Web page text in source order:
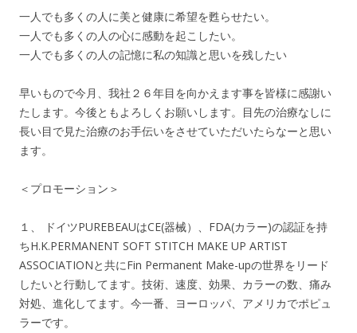
一人でも多くの人に美と健康に希望を甦らせたい。
一人でも多くの人の心に感動を起こしたい。
一人でも多くの人の記憶に私の知識と思いを残したい
早いもので今月、我社２６年目を向かえます事を皆様に感謝い
たします。今後ともよろしくお願いします。目先の治療なしに
長い目で見た治療のお手伝いをさせていただいたらなーと思い
ます。
＜プロモーション＞
１、 ドイツPUREBEAUはCE(器械）、FDA(カラー)の認証を持
ちH.K.PERMANENT SOFT STITCH MAKE UP ARTIST
ASSOCIATIONと共にFin Permanent Make-upの世界をリード
したいと行動してます。技術、速度、効果、カラーの数、痛み
対処、進化してます。今一番、ヨーロッパ、アメリカでポピュ
ラーです。